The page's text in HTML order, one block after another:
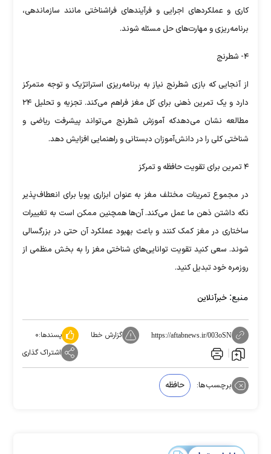
کاری و عملکرد‌های اجرایی و فرآیند‌های فراشناختی مانند سازماندهی،
برنامه‌ریزی و مهارت‌های حل مسئله شوند.
۴- شطرنج
از آنجایی که بازی شطرنج نیاز به برنامه‌ریزی استراتژیک و توجه متمرکز
دارد و یک تمرین ذهنی برای کل مغز فراهم می‌کند. تجزیه و تحلیل ۲۴
مطالعه نشان می‌دهدکه آموزش شطرنج می‌تواند پیشرفت ریاضی و
شناختی کلی را در دانش‌آموزان دبستانی و راهنمایی افزایش دهد.
۴ تمرین برای تقویت حافظه و تمرکز
در مجموع تمرینات مختلف مغز به عنوان ابزاری پویا برای انعطاف‌پذیر
نگه داشتن ذهن ما عمل می‌کند. آن‌ها همچنین ممکن است به تغییرات
ساختاری در مغز کمک کنند و باعث بهبود عملکرد آن حتی در بزرگسالی
شوند. سعی کنید تقویت توانایی‌های شناختی مغز را به بخش منظمی از
روزمره خود تبدیل کنید.
منبع: خبرآنلاین
https://aftabnews.ir/003oSN گزارش خطا پسندها:۰
اشتراک گذاری
برچسب‌ها: حافظه